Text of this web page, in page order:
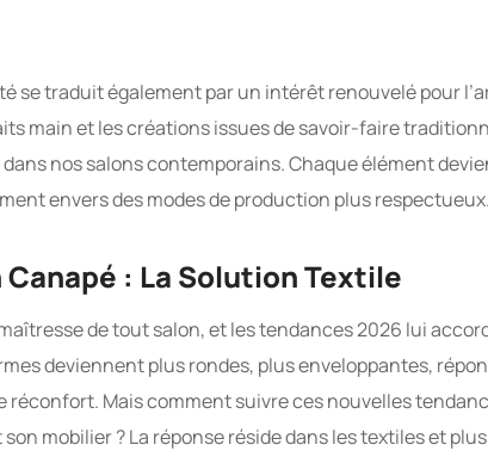
se traduit également par un intérêt renouvelé pour
main et les créations issues de savoir-faire
nos salons contemporains. Chaque élément
envers des modes de production plus respectueux.
: La Solution Textile
de tout salon, et les tendances 2026 lui
deviennent plus rondes, plus enveloppantes,
réconfort. Mais comment suivre ces nouvelles
mobilier ? La réponse réside dans les textiles et